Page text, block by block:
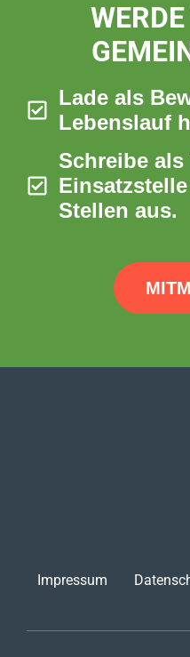
Lade als
Lebenslauf
Schreibe
Stellen aus.
Impressum